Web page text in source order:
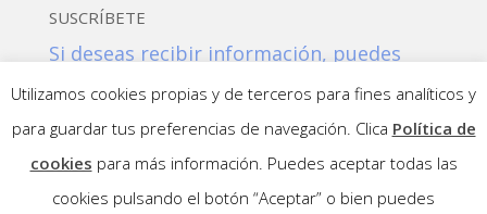
SUSCRÍBETE
Si deseas recibir información, puedes
suscribirte a nuestra NEWSLETTER:
Suscribirme!
Utilizamos cookies propias y de terceros para fines analíticos y
para guardar tus preferencias de navegación. Clica Política de
cookies para más información. Puedes aceptar todas las
cookies pulsando el botón “Aceptar” o bien puedes